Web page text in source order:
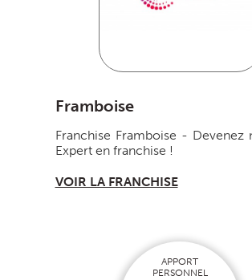
Framboise
Franchise Framboise - Devenez
Expert en franchise !
VOIR LA FRANCHISE
APPORT
PERSONNEL